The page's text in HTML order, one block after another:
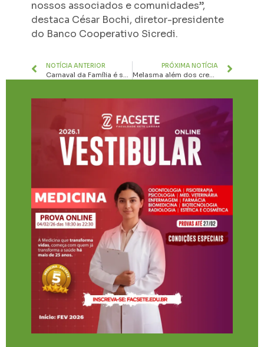
nossos associados e comunidades”,
destaca César Bochi, diretor-presidente
do Banco Cooperativo Sicredi.
NOTÍCIA ANTERIOR
Carnaval da Família é sucesso em mais uma edição na Praça da Fonte Luminosa em Paraopeba
PRÓXIMA NOTÍCIA
Melasma além dos cremes por Dr. Bernardo Teixeira da Costa